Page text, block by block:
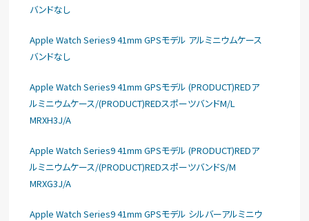
バンドなし
Apple Watch Series9 41mm GPSモデル アルミニウムケース
バンドなし
Apple Watch Series9 41mm GPSモデル (PRODUCT)REDア
ルミニウムケース/(PRODUCT)REDスポーツバンドM/L
MRXH3J/A
Apple Watch Series9 41mm GPSモデル (PRODUCT)REDア
ルミニウムケース/(PRODUCT)REDスポーツバンドS/M
MRXG3J/A
Apple Watch Series9 41mm GPSモデル シルバーアルミニウ